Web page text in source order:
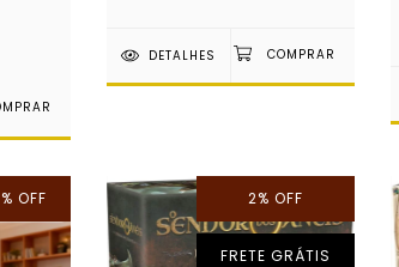
DETALHES
% OFF 2% OFF
FRETE GRÁTIS